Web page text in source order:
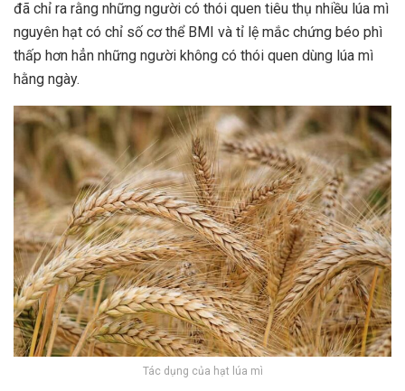
đã chỉ ra rằng những người có thói quen tiêu thụ nhiều lúa mì
nguyên hạt có chỉ số cơ thể BMI và tỉ lệ mắc chứng béo phì
thấp hơn hẳn những người không có thói quen dùng lúa mì
hằng ngày.
Tác dụng của hạt lúa mì